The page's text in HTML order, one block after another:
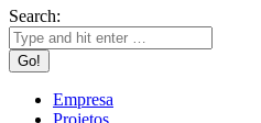
Search:
Empresa
Projetos